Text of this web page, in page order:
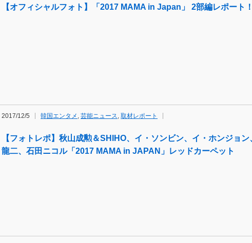
【オフィシャルフォト】「2017 MAMA in Japan」 2部編レポート
2017/12/5 韓国エンタメ , 芸能ニュース, 取材レポート
【フォトレポ】秋山成勲＆SHIHO、イ・ソンビン、イ・ホンジョ
龍二、石田ニコル「2017 MAMA in JAPAN」レッドカーペット